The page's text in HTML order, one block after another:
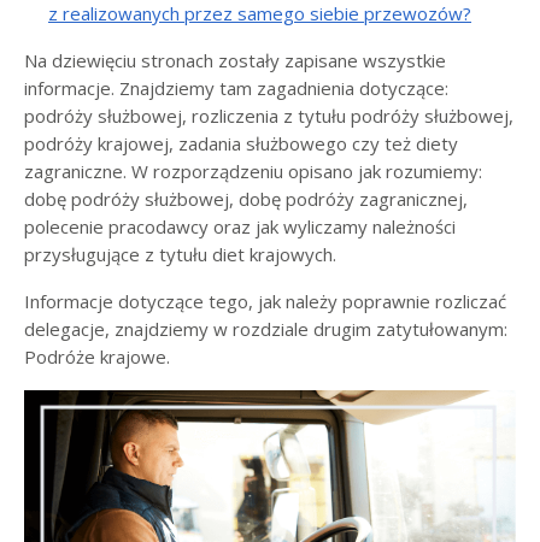
z realizowanych przez samego siebie przewozów?
Na dziewięciu stronach zostały zapisane wszystkie
informacje. Znajdziemy tam zagadnienia dotyczące:
podróży służbowej, rozliczenia z tytułu podróży służbowej,
podróży krajowej, zadania służbowego czy też diety
zagraniczne. W rozporządzeniu opisano jak rozumiemy:
dobę podróży służbowej, dobę podróży zagranicznej,
polecenie pracodawcy oraz jak wyliczamy należności
przysługujące z tytułu diet krajowych.
Informacje dotyczące tego, jak należy poprawnie rozliczać
delegacje, znajdziemy w rozdziale drugim zatytułowanym:
Podróże krajowe.